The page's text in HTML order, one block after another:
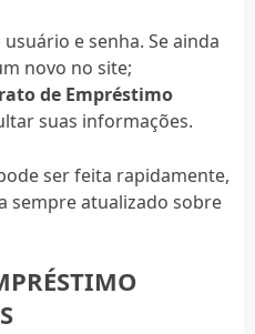
e senha. Se ainda
novo no site;
de Empréstimo
suas informações.
ser feita rapidamente,
sempre atualizado sobre